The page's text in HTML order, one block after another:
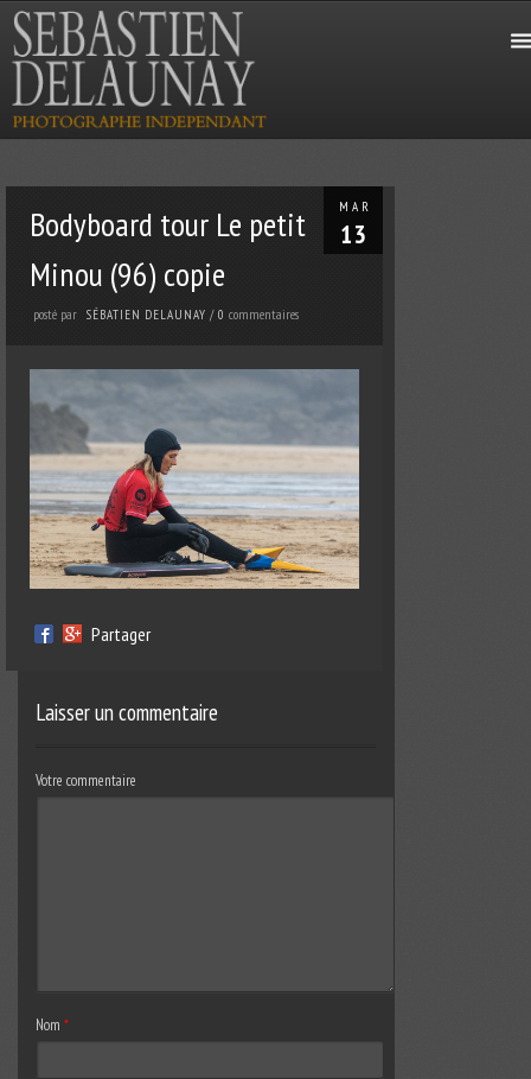
MAR
13
Bodyboard tour Le petit
Minou (96) copie
posté par SÉBATIEN DELAUNAY /0commentaires
Partager
Laisser un commentaire
Votre commentaire
Nom *